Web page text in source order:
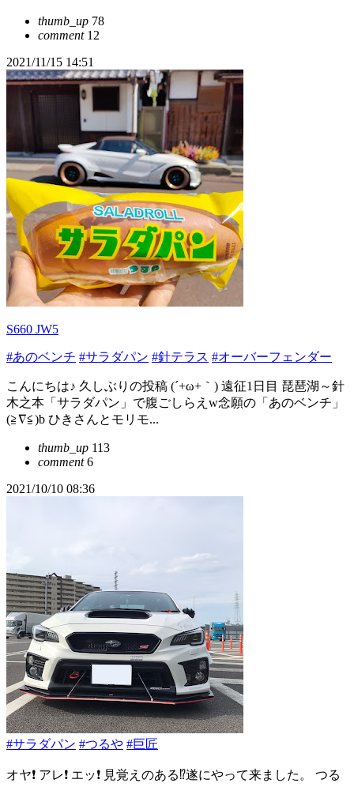
thumb_up 78
comment12
2021/11/15 14:51
S660 JW5
#あのベンチ #サラダパン #針テラス #オーバーフェンダー
こんにちは♪ 久しぶりの投稿 (´+ω+｀) 遠征1日目 琵琶湖～針
木之本「サラダパン」で腹ごしらえw念願の「あのベンチ」
(≧∇≦)b ひきさんとモリモ...
thumb_up 113
comment6
2021/10/10 08:36
#サラダパン #つるや #巨匠
オヤ❗️ アレ❗️ エッ❗️ 見覚えのある⁉️遂にやって来ました。 つる